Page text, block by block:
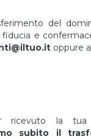
del
fiducia e
oppure
ricevuto la tua
subito il